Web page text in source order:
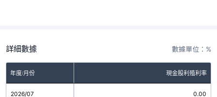
詳細數據 數據單位：%
年度/月份 現金股利殖利率
2026/07 0.00